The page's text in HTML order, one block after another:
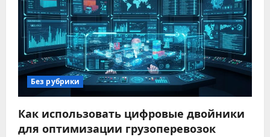
Без рубрики
Как использовать цифровые двойники
для оптимизации грузоперевозок